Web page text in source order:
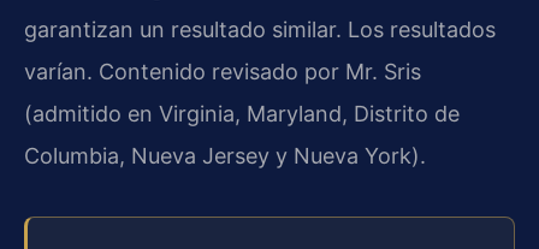
garantizan un resultado similar. Los resultados
varían. Contenido revisado por Mr. Sris
(admitido en Virginia, Maryland, Distrito de
Columbia, Nueva Jersey y Nueva York).